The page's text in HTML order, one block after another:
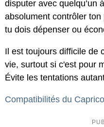
disputer avec quelqu’un
absolument contrôler
tu dois dépenser ou
Il est toujours difficile de
vie, surtout si c'est pour
Évite les tentations
Compatibilités du